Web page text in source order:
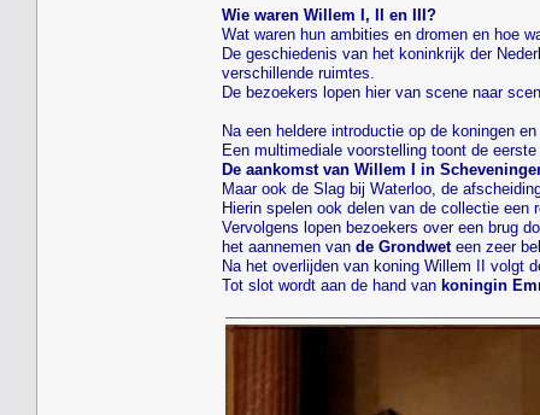
Wie waren Willem I, II en III?
Wat waren hun ambities en dromen en hoe
De geschiedenis van het koninkrijk der
verschillende ruimtes.
De bezoekers lopen hier van scene naar
Na een heldere introductie op de koningen
Een multimediale voorstelling toont de
De aankomst van Willem I in
Maar ook de Slag bij Waterloo, de
Hierin spelen ook delen van de collectie een
Vervolgens lopen bezoekers over een brug
het aannemen van de Grondweteen zeer
Na het overlijden van koning Willem II volgt
Tot slot wordt aan de hand van koningin